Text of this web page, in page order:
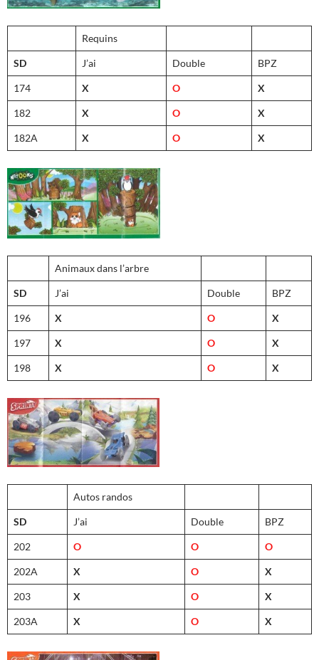
Requins
SD J’ai Double BPZ
174 X O X
182 X O X
182A X O X
Animaux dans l’arbre
SD J’ai Double BPZ
196 X O X
197 X O X
198 X O X
Autos randos
SD J’ai Double BPZ
202 O O O
202A X O X
203 X O X
203A X O X